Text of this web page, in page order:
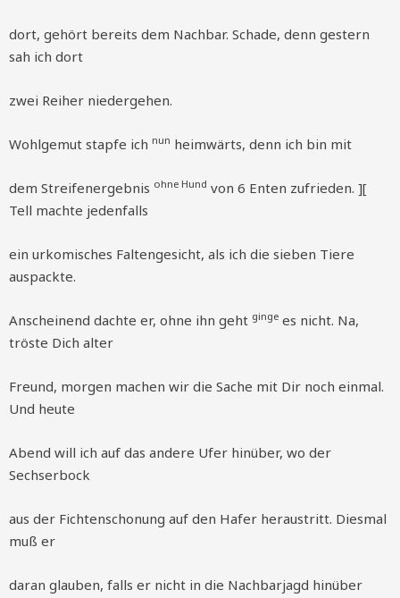
dort, gehört bereits dem Nachbar. Schade, denn gestern
sah ich dort
zwei Reiher niedergehen.
Wohlgemut stapfe ich nun heimwärts, denn ich bin mit
dem Streifenergebnis ohne Hund von 6 Enten zufrieden. ][
Tell machte jedenfalls
ein urkomisches Faltengesicht, als ich die sieben Tiere
auspackte.
Anscheinend dachte er, ohne ihn geht ginge es nicht. Na,
tröste Dich alter
Freund, morgen machen wir die Sache mit Dir noch einmal.
Und heute
Abend will ich auf das andere Ufer hinüber, wo der
Sechserbock
aus der Fichtenschonung auf den Hafer heraustritt. Diesmal
muß er
daran glauben, falls er nicht in die Nachbarjagd hinüber